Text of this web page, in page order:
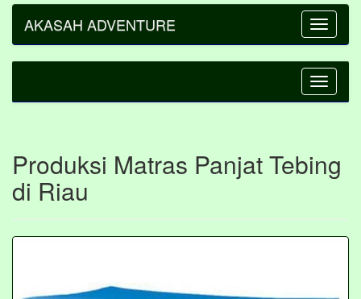
Toggle
AKASAH ADVENTURE
Toggle
Produksi Matras Panjat Tebing
di Riau